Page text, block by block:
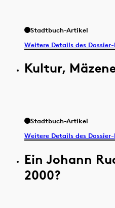
Stadtbuch-Artikel
Weitere Details des
Kultur,
Stadtbuch-Artikel
Weitere Details des
Ein Johann
2000?